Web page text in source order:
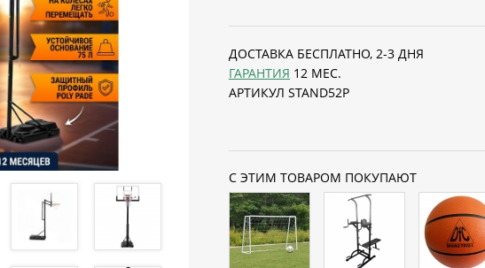
ДОСТАВКА БЕСПЛАТНО, 2-3 ДНЯ
ГАРАНТИЯ 12 МЕС.
АРТИКУЛ STAND52P
С ЭТИМ ТОВАРОМ ПОКУПАЮТ